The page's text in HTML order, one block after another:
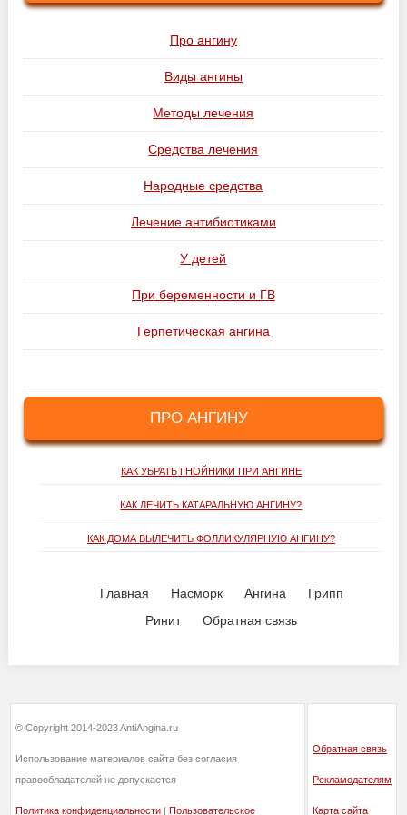
Про ангину
Виды ангины
Методы лечения
Средства лечения
Народные средства
Лечение антибиотиками
У детей
При беременности и ГВ
Герпетическая ангина
ПРО АНГИНУ
КАК УБРАТЬ ГНОЙНИКИ ПРИ АНГИНЕ
КАК ЛЕЧИТЬ КАТАРАЛЬНУЮ АНГИНУ?
КАК ДОМА ВЫЛЕЧИТЬ ФОЛЛИКУЛЯРНУЮ АНГИНУ?
Главная Насморк Ангина
Грипп
Ринит
Обратная связь
© Copyright 2014-2023 AntiAngina.ru
Использование материалов сайта без согласия
правообладателей не допускается
Политика конфиденциальности
Пользовательское
Обратная связь
Рекламодателям
Карта сайта